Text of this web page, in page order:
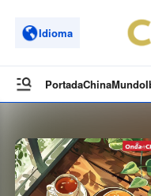
Idioma
PortadaChinaMundo